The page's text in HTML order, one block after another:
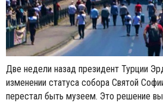
Две недели назад президент Турции
изменении статуса собора Святой
перестал быть музеем. Это решение